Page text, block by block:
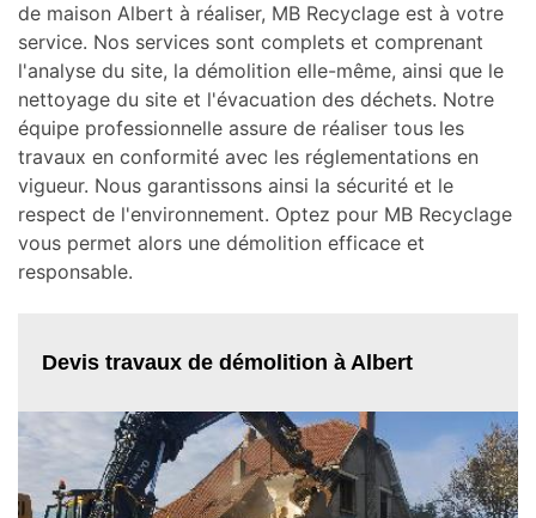
de maison Albert à réaliser, MB Recyclage est à votre
service. Nos services sont complets et comprenant
l'analyse du site, la démolition elle-même, ainsi que le
nettoyage du site et l'évacuation des déchets. Notre
équipe professionnelle assure de réaliser tous les
travaux en conformité avec les réglementations en
vigueur. Nous garantissons ainsi la sécurité et le
respect de l'environnement. Optez pour MB Recyclage
vous permet alors une démolition efficace et
responsable.
Devis travaux de démolition à Albert